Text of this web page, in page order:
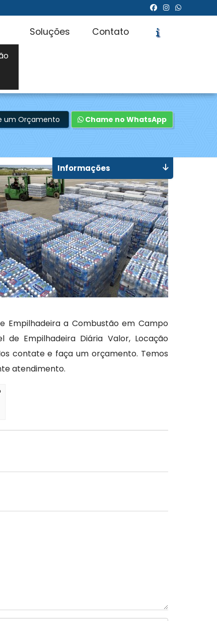
Soluções Contato
um Orçamento Chame no WhatsApp
Empilhadeira a Combustão em Campo
de Empilhadeira Diária Valor, Locação
contate e faça um orçamento. Temos
atendimento.
Informações